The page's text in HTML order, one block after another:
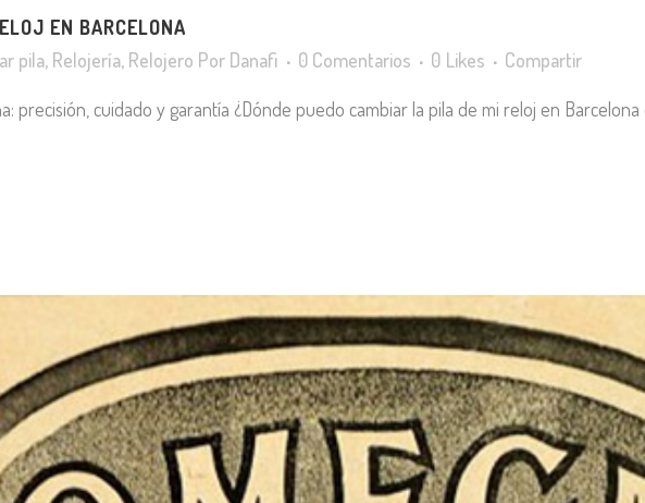
EN BARCELONA
pila, Relojería, Relojero Por Danafi 0 Comentarios 0 Likes Compartir
precisión, cuidado y garantía ¿Dónde puedo cambiar la pila de mi reloj en